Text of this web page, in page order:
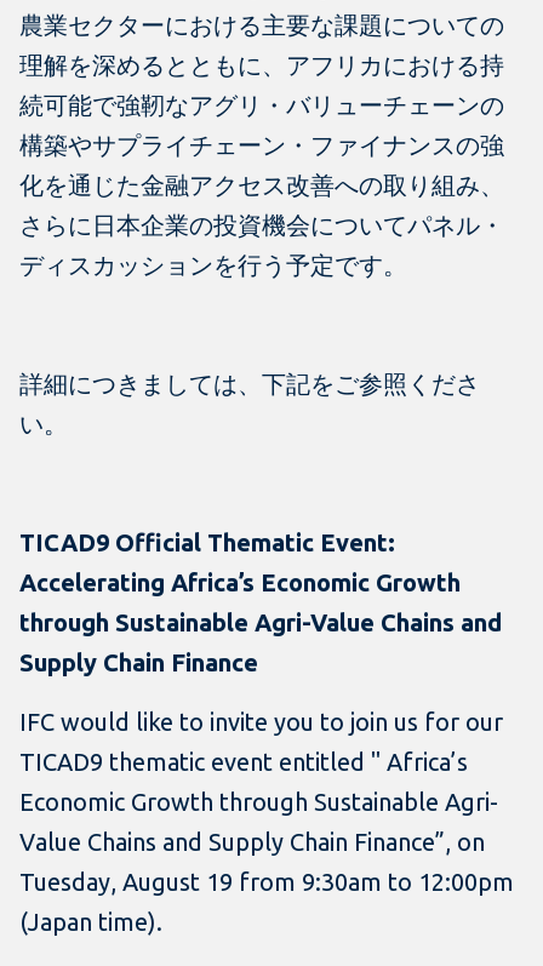
農業セクターにおける主要な課題についての
理解を深めるとともに、アフリカにおける持
続可能で強靭なアグリ・バリューチェーンの
構築やサプライチェーン・ファイナンスの強
化を通じた金融アクセス改善への取り組み、
さらに日本企業の投資機会についてパネル・
ディスカッションを行う予定です。
詳細につきましては、下記をご参照くださ
い。
TICAD9 Official Thematic Event:
Accelerating Africa’s Economic Growth
through Sustainable Agri-Value Chains and
Supply Chain Finance
IFC would like to invite you to join us for our
TICAD9 thematic event entitled " Africa’s
Economic Growth through Sustainable Agri-
Value Chains and Supply Chain Finance”, on
Tuesday, August 19 from 9:30am to 12:00pm
(Japan time).